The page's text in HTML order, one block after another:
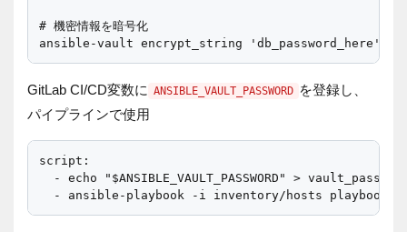
# 機密情報を暗号化
GitLab CI/CD変数に ANSIBLE_VAULT_PASSWORD を登録し、
パイプラインで使用
script:
- echo "$ANSIBLE_VAULT_PASSWORD" >